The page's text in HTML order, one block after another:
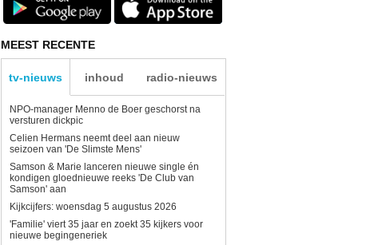
MEEST RECENTE
tv-nieuws inhoud radio-nieuws
NPO-manager Menno de Boer geschorst na
versturen dickpic
Celien Hermans neemt deel aan nieuw
seizoen van 'De Slimste Mens'
Samson & Marie lanceren nieuwe single én
kondigen gloednieuwe reeks 'De Club van
Samson' aan
Kijkcijfers: woensdag 5 augustus 2026
'Familie' viert 35 jaar en zoekt 35 kijkers voor
nieuwe begingeneriek